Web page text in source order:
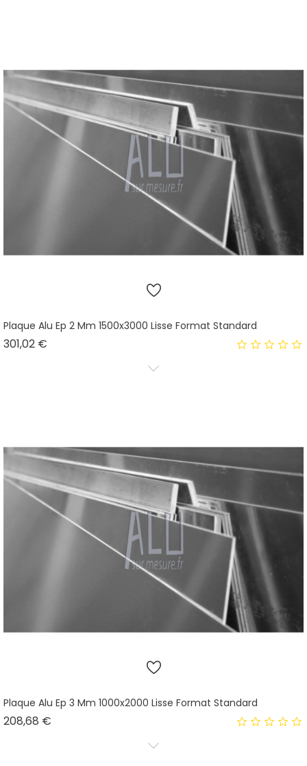
Plaque Alu Ep 2 Mm 1500x3000 Lisse Format Standard
301,02 €
Plaque Alu Ep 3 Mm 1000x2000 Lisse Format Standard
208,68 €